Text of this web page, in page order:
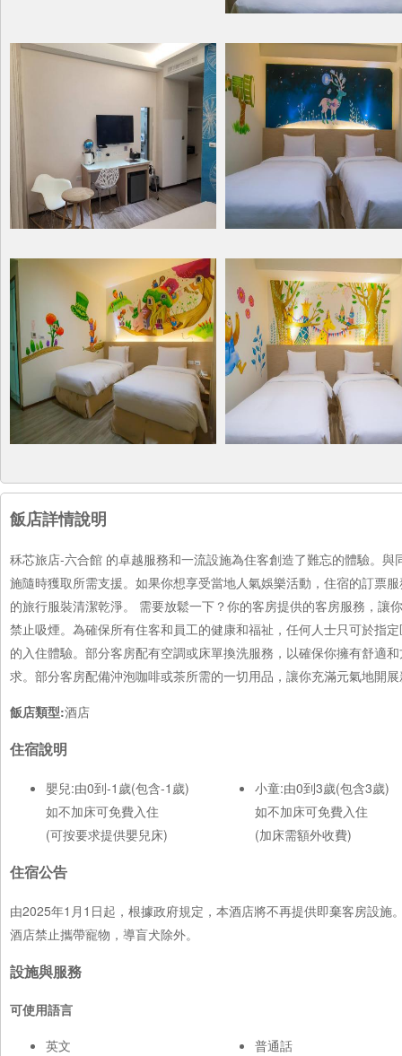
飯店詳情說明
秝芯旅店-六合館 的卓越服務和一流設施為住客創造了難忘的體驗。
施隨時獲取所需支援。如果你想享受當地人氣娛樂活動，住宿的訂票
的旅行服裝清潔乾淨。 需要放鬆一下？你的客房提供的客房服務，
禁止吸煙。為確保所有住客和員工的健康和福祉，任何人士只可於指
的入住體驗。部分客房配有空調或床單換洗服務，以確保你擁有舒適
求。部分客房配備沖泡咖啡或茶所需的一切用品，讓你充滿元氣地開
飯店類型:酒店
住宿說明
嬰兒:由0到-1歲(包含-1歲)
如不加床可免費入住
(可按要求提供嬰兒床)
小童:由0到3歲(包含3歲)
如不加床可免費入住
(加床需額外收費)
住宿公告
由2025年1月1日起，根據政府規定，本酒店將不再提供即棄客房設
酒店禁止攜帶寵物，導盲犬除外。
設施與服務
可使用語言
英文
普通話